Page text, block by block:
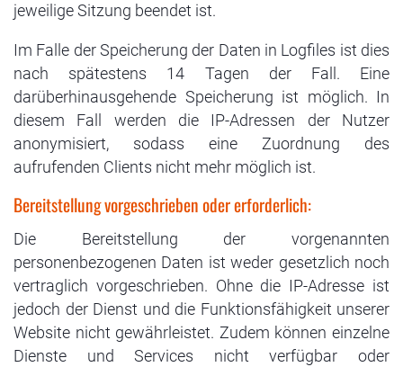
jeweilige Sitzung beendet ist.
Im Falle der Speicherung der Daten in Logfiles ist dies
nach spätestens 14 Tagen der Fall. Eine
darüberhinausgehende Speicherung ist möglich. In
diesem Fall werden die IP-Adressen der Nutzer
anonymisiert, sodass eine Zuordnung des
aufrufenden Clients nicht mehr möglich ist.
Bereitstellung vorgeschrieben oder erforderlich:
Die Bereitstellung der vorgenannten
personenbezogenen Daten ist weder gesetzlich noch
vertraglich vorgeschrieben. Ohne die IP-Adresse ist
jedoch der Dienst und die Funktionsfähigkeit unserer
Website nicht gewährleistet. Zudem können einzelne
Dienste und Services nicht verfügbar oder